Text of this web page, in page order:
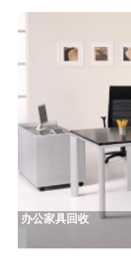
办公家具回收